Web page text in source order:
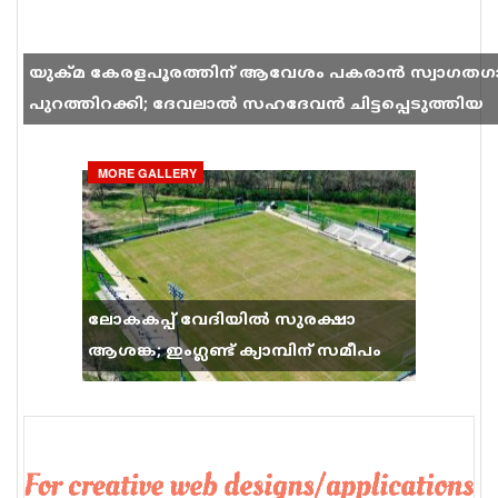
യുക്മ കേരളപൂരത്തിന് ആവേശം പകരാൻ
പുറത്തിറക്കി; ദേവലാൽ സഹദേവൻ ചിട്ടപ്പെടുത്തിയ
MORE GALLERY
ലോകകപ്പ് വേദിയിൽ സുരക്ഷാ
ആശങ്ക; ഇംഗ്ലണ്ട് ക്യാമ്പിന് സമീപം
വെടിവെപ്പ്, 9 പേർക്ക് പരിക്ക്